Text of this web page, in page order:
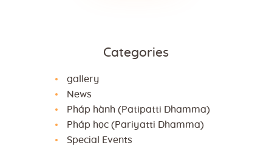
Categories
gallery
News
Pháp hành (Patipatti Dhamma)
Pháp học (Pariyatti Dhamma)
Special Events